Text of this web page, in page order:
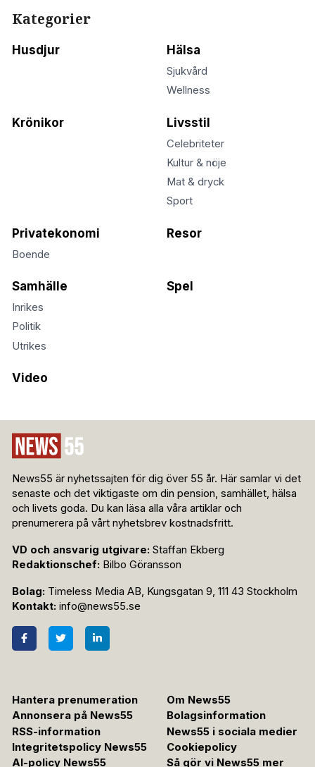
Kategorier
Husdjur Hälsa
Sjukvård
Wellness
Krönikor Livsstil
Celebriteter
Kultur & nöje
Mat & dryck
Sport
Privatekonomi
Boende
Resor
Samhälle
Inrikes
Politik
Utrikes
Spel
Video
News55 är nyhetssajten för dig över 55 år. Här samlar vi det
senaste och det viktigaste om din pension, samhället, hälsa
och livets goda. Du kan läsa alla våra artiklar och
prenumerera på vårt nyhetsbrev kostnadsfritt.
VD och ansvarig utgivare: Staffan Ekberg
Redaktionschef: Bilbo Göransson
Bolag: Timeless Media AB, Kungsgatan 9, 111 43 Stockholm
Kontakt: info@news55.se
Hantera prenumeration
Om News55
Annonsera på News55
Bolagsinformation
RSS-information
News55 i sociala medier
Integritetspolicy News55
Cookiepolicy
AI-policy News55
Så gör vi News55 mer